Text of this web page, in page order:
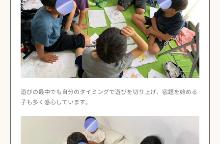
遊びの最中でも自分のタイミングで遊びを切り上げ、宿題を始める
子も多く感心しています。